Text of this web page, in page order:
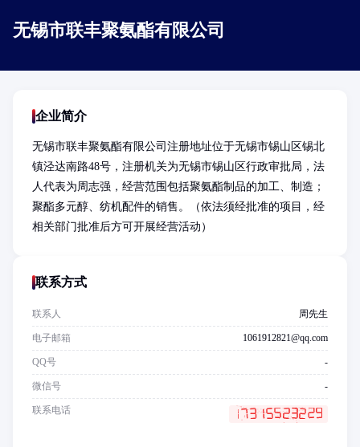
无锡市联丰聚氨酯有限公司
企业简介
无锡市联丰聚氨酯有限公司注册地址位于无锡市锡山区锡北
镇泾达南路48号，注册机关为无锡市锡山区行政审批局，法
人代表为周志强，经营范围包括聚氨酯制品的加工、制造；
聚酯多元醇、纺机配件的销售。（依法须经批准的项目，经
相关部门批准后方可开展经营活动）
联系方式
联系人 周先生
电子邮箱 1061912821@qq.com
QQ号 -
微信号 -
联系电话